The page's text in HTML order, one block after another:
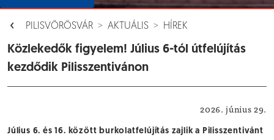
PILISVÖRÖSVÁR AKTUÁLIS HÍREK
Közlekedők figyelem! Július 6-tól útfelújítás
kezdődik Pilisszentivánon
2026. június 29.
Július 6. és 16. között burkolatfelújítás zajlik a Pilisszentivánt